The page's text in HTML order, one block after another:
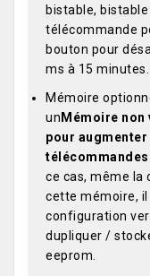
bistable, bistable
télécommande
bouton pour
ms à 15 minutes.
Mémoire
un Mémoire
pour
ce cas, même la
cette mémoire, il
configuration
dupliquer /
eeprom.